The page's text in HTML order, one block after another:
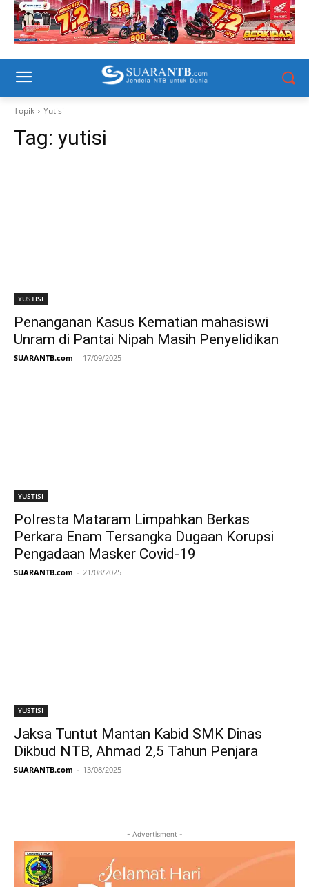
Topik Yutisi
Tag: yutisi
YUSTISI
Penanganan Kasus Kematian mahasiswi
Unram di Pantai Nipah Masih Penyelidikan
SUARANTB.com - 17/09/2025
YUSTISI
Polresta Mataram Limpahkan Berkas
Perkara Enam Tersangka Dugaan Korupsi
Pengadaan Masker Covid-19
SUARANTB.com - 21/08/2025
YUSTISI
Jaksa Tuntut Mantan Kabid SMK Dinas
Dikbud NTB, Ahmad 2,5 Tahun Penjara
SUARANTB.com - 13/08/2025
- Advertisment -